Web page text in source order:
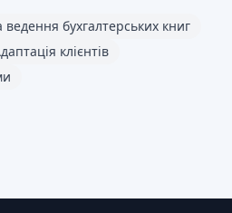
ведення бухгалтерських книг
клієнтів